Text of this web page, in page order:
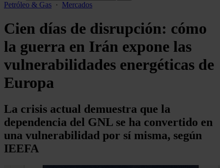
Petróleo & Gas · Mercados
Cien días de disrupción: cómo
la guerra en Irán expone las
vulnerabilidades energéticas de
Europa
La crisis actual demuestra que la
dependencia del GNL se ha convertido en
una vulnerabilidad por sí misma, según
IEEFA